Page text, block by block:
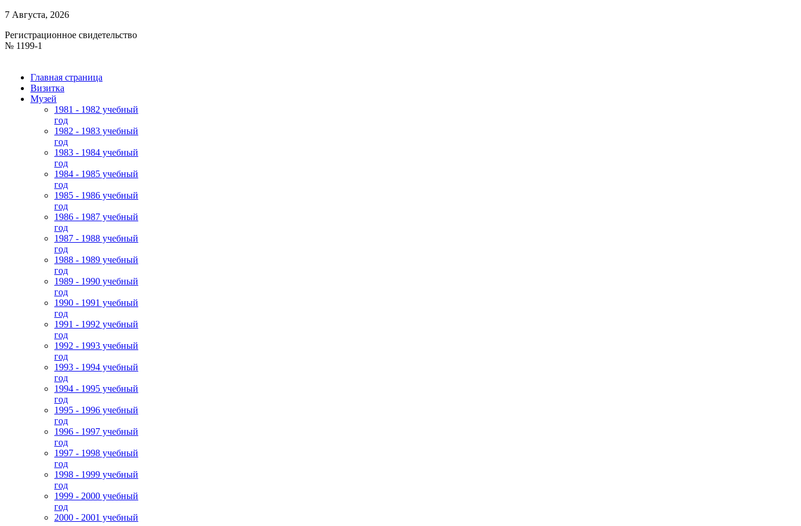
7 Августа, 2026
Регистрационное свидетельство
№ 1199-1
Главная страница
Визитка
Музей
1981 - 1982 учебный
год
1982 - 1983 учебный
год
1983 - 1984 учебный
год
1984 - 1985 учебный
год
1985 - 1986 учебный
год
1986 - 1987 учебный
год
1987 - 1988 учебный
год
1988 - 1989 учебный
год
1989 - 1990 учебный
год
1990 - 1991 учебный
год
1991 - 1992 учебный
год
1992 - 1993 учебный
год
1993 - 1994 учебный
год
1994 - 1995 учебный
год
1995 - 1996 учебный
год
1996 - 1997 учебный
год
1997 - 1998 учебный
год
1998 - 1999 учебный
год
1999 - 2000 учебный
год
2000 - 2001 учебный